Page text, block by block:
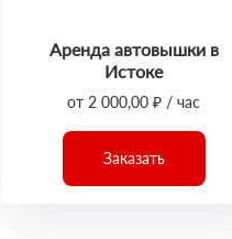
Аренда автовышки в
Истоке
от 2 000,00 ₽ / час
Заказать